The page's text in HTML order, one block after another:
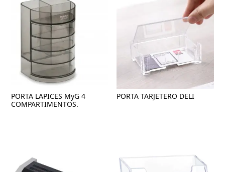
PORTA LAPICES MyG 4
COMPARTIMENTOS.
PORTA TARJETERO DELI